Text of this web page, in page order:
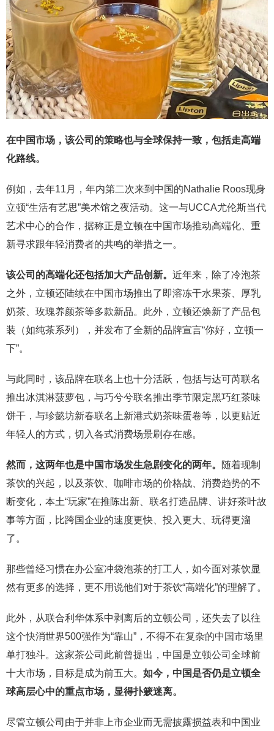
在中国市场，该公司的策略也与全球保持一致，包括走高端
化路线。
例如，去年11月，年内第二次来到中国的Nathalie Roos现身
立顿“生活有艺思”美术馆之夜活动。这一与UCCA尤伦斯当代
艺术中心的合作，据称正是立顿在中国市场推动高端化、重
新寻求跟年轻消费者的共鸣的举措之一。
该公司的高端化还包括加大产品创新。 近年来，除了冷泡茶
之外，立顿还陆续在中国市场推出了即溶冻干水果茶、厚乳
奶茶、玫瑰养颜茶等多款新品。此外，立顿还焕新了产品包
装（如纯茶系列），并发布了全新的品牌宣言“你好，立顿一
下”。
与此同时，该品牌在联名上也十分活跃，包括与达可芮联名
推出冰淇淋菠萝包，与巧兮兮联名推出季节限定黑巧红茶味
饼干，与珍懿坊新春联名上新港式奶茶味蛋卷等，以更贴近
年轻人的方式，切入各式消费场景刷存在感。
然而，这两年也是中国市场发生急剧变化的两年。
随着现制
茶饮的兴起，以及茶饮、咖啡市场的价格战、消费趋势的不
断变化，本土“玩家”在推陈出新、联名打造品牌、讲好茶叶故
事等方面，比跨国企业的速度更快、投入更大、玩得更溜
了。
那些曾经习惯在办公室冲袋泡茶的打工人，如今面对茶饮显
然有更多的选择，更不用说他们对于茶饮“高端化”的理解了。
此外，从联合利华体系中剥离后的立顿公司，还失去了以往
这个快消世界500强作为“靠山”，不得不在复杂的中国市场里
单打独斗。这家茶公司此前曾提出，中国是立顿公司全球前
十大市场，目标是成为前五大。 如今，中国是否仍是立顿全
球高层心中的重点市场，显得扑簌迷离。
尽管立顿公司由于并非上市企业而无需披露损益表和中国业